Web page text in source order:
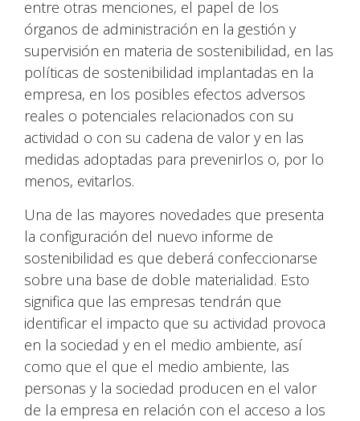
entre otras menciones, el papel de los
órganos de administración en la gestión y
supervisión en materia de sostenibilidad, en las
políticas de sostenibilidad implantadas en la
empresa, en los posibles efectos adversos
reales o potenciales relacionados con su
actividad o con su cadena de valor y en las
medidas adoptadas para prevenirlos o, por lo
menos, evitarlos.
Una de las mayores novedades que presenta
la configuración del nuevo informe de
sostenibilidad es que deberá confeccionarse
sobre una base de doble materialidad. Esto
significa que las empresas tendrán que
identificar el impacto que su actividad provoca
en la sociedad y en el medio ambiente, así
como que el que el medio ambiente, las
personas y la sociedad producen en el valor
de la empresa en relación con el acceso a los